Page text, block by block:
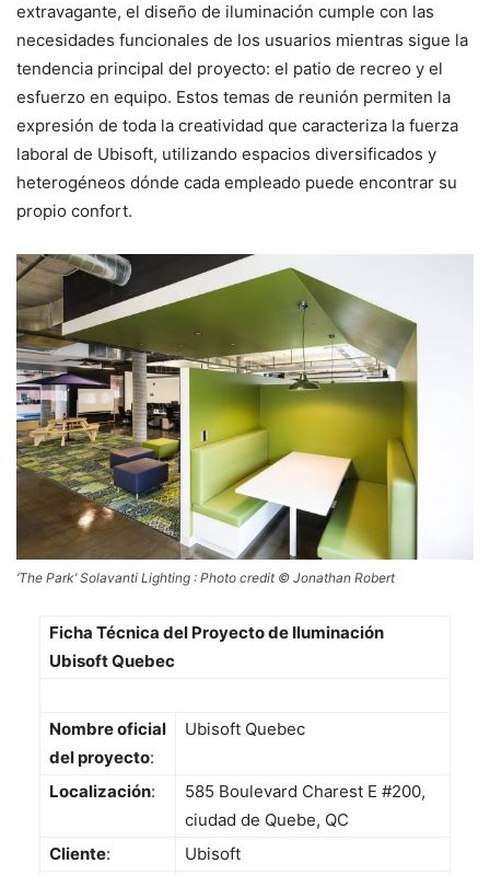
extravagante, el diseño de iluminación cumple con las
necesidades funcionales de los usuarios mientras sigue la
tendencia principal del proyecto: el patio de recreo y el
esfuerzo en equipo. Estos temas de reunión permiten la
expresión de toda la creatividad que caracteriza la fuerza
laboral de Ubisoft, utilizando espacios diversificados y
heterogéneos dónde cada empleado puede encontrar su
propio confort.
‘The Park’ Solavanti Lighting : Photo credit © Jonathan Robert
Ficha Técnica del Proyecto de Iluminación
Ubisoft Quebec
Nombre oficial
del proyecto:
Ubisoft Quebec
Localización:
585 Boulevard Charest E #200,
ciudad de Quebe, QC
Cliente:
Ubisoft